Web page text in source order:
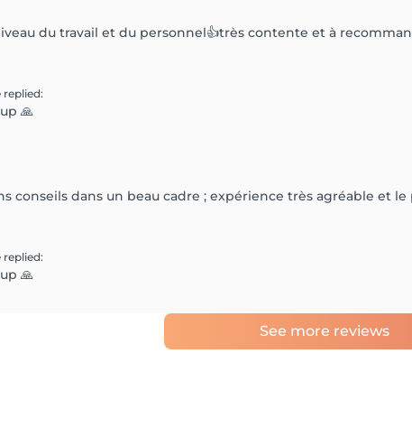
du travail et du personnel👍très contente et à
replied:
🙏
conseils dans un beau cadre ; expérience très agréable et
replied:
🙏
See more reviews